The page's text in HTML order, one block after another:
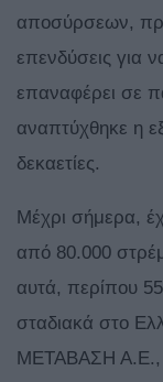
αποσύρσεων,
επενδύσεις για
επαναφέρει σε
αναπτύχθηκε η
δεκαετίες.
Μέχρι σήμερα,
από 80.000
αυτά, περίπου
σταδιακά στο
ΜΕΤΑΒΑΣΗ Α.Ε.,